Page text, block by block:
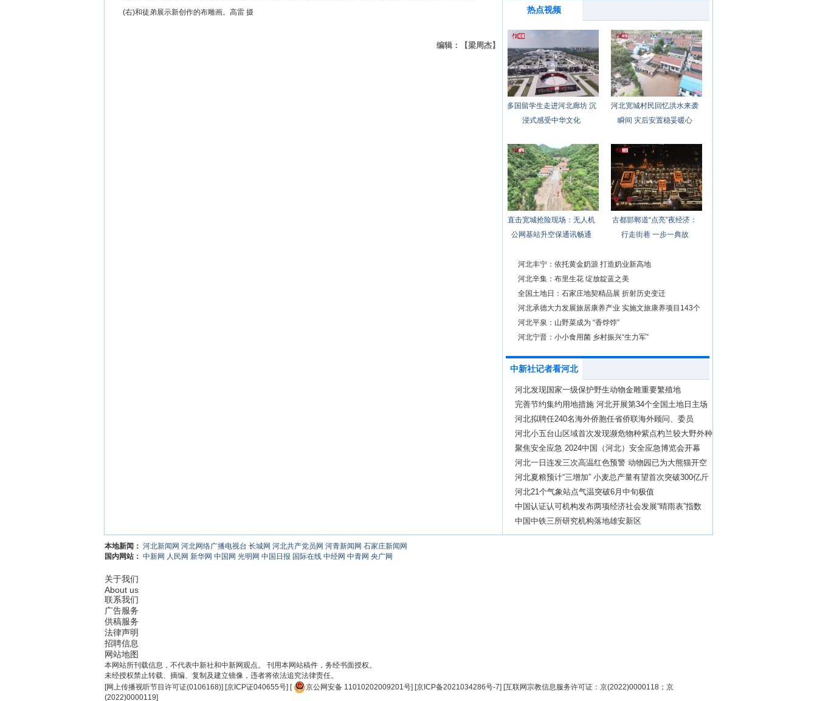
(右)和徒弟展示新创作的布雕画。高雷 摄
编辑：【梁周杰】
热点视频
多国留学生走进河北廊坊 沉
浸式感受中华文化
河北宽城村民回忆洪水来袭
瞬间 灾后安置稳妥暖心
直击宽城抢险现场：无人机
公网基站升空保通讯畅通
古都邯郸道“点亮”夜经济：
行走街巷 一步一典故
河北丰宁：依托黄金奶源 打造奶业新高地
河北辛集：布里生花 绽放靛蓝之美
全国土地日：石家庄地契精品展 折射历史变迁
河北承德大力发展旅居康养产业 实施文旅康养项目143个
河北平泉：山野菜成为 “香饽饽”
河北宁晋：小小食用菌 乡村振兴“生力军”
中新社记者看河北
河北发现国家一级保护野生动物金雕重要繁殖地
完善节约集约用地措施 河北开展第34个全国土地日主场
活动
河北拟聘任240名海外侨胞任省侨联海外顾问、委员
河北小五台山区域首次发现濒危物种紫点杓兰较大野外种
群
聚焦安全应急 2024中国（河北）安全应急博览会开幕
河北一日连发三次高温红色预警 动物园已为大熊猫开空
调
河北夏粮预计“三增加” 小麦总产量有望首次突破300亿斤
河北21个气象站点气温突破6月中旬极值
中国认证认可机构发布两项经济社会发展“晴雨表”指数
中国中铁三所研究机构落地雄安新区
本地新闻： 河北新闻网 河北网络广播电视台 长城网 河北共产党员网 河青新闻网 石家庄新闻网
国内网站： 中新网 人民网 新华网 中国网 光明网 中国日报 国际在线 中经网 中青网 央广网
关于我们
About us
联系我们
广告服务
供稿服务
法律声明
招聘信息
网站地图
本网站所刊载信息，不代表中新社和中新网观点。 刊用本网站稿件，务经书面授权。
未经授权禁止转载、摘编、复制及建立镜像，违者将依法追究法律责任。
[网上传播视听节目许可证(0106168)] [京ICP证040655号] [ 京公网安备 11010202009201号] [京ICP备2021034286号-7] [互联网宗教信息服务许可证：京(2022)0000118；京
(2022)0000119]